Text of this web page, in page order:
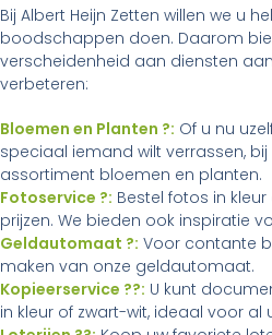
Bij Albert Heijn Zetten willen we u
boodschappen doen. Daarom
verscheidenheid aan diensten
verbeteren:
Bloemen en Planten ?: Of u nu
speciaal iemand wilt verrassen,
assortiment bloemen en planten.
Fotoservice ?: Bestel fotos in
prijzen. We bieden ook inspiratie
Geldautomaat ?: Voor contante
maken van onze geldautomaat.
Kopieerservice ??: U kunt
in kleur of zwart-wit, ideaal voor al